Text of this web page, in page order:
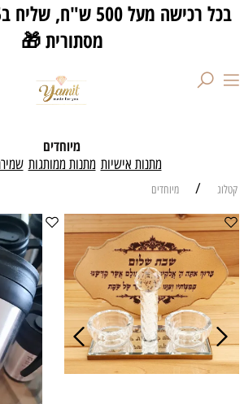
מסתורית 🎁
מיוחדים
מתנות אישיות מתנות ממותגות
קטלוג / מיוחדים